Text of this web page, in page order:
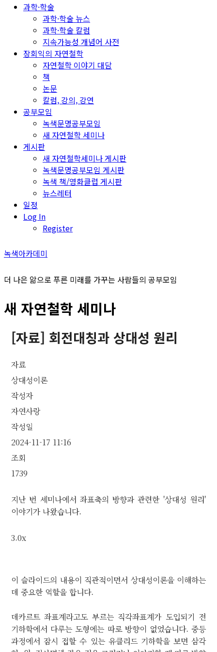
과학·학술
과학·학술 뉴스
과학·학술 칼럼
지속가능성 개념어 사전
장회익의 자연철학
자연철학 이야기 대담
책
논문
칼럼, 강의, 강연
공부모임
녹색문명공부모임
새 자연철학 세미나
게시판
새 자연철학세미나 게시판
녹색문명공부모임 게시판
녹색 책/영화클럽 게시판
뉴스레터
일정
Log In
Register
녹색아카데미
더 나은 앎으로 푸른 미래를 가꾸는 사람들의 공부모임
새 자연철학 세미나
[자료] 회전대칭과 상대성 원리
자료
상대성이론
작성자
자연사랑
작성일
2024-11-17 11:16
조회
1739
지난 번 세미나에서 좌표축의 방향과 관련한 '상대성 원리'
이야기가 나왔습니다.
3.0x
이 슬라이드의 내용이 직관적이면서 상대성이론을 이해하는
데 중요한 역할을 합니다.
데카르트 좌표계라고도 부르는 직각좌표계가 도입되기 전
기하학에서 다루는 도형에는 따로 방향이 없었습니다. 중등
과정에서 잠시 접할 수 있는 유클리드 기하학을 보면 삼각